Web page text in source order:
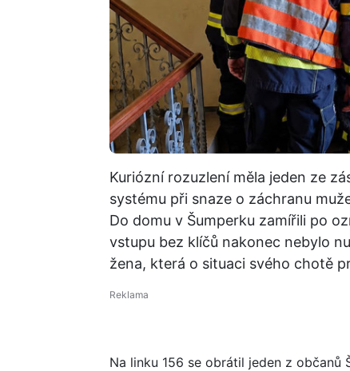
Kuriózní rozuzlení měla jeden ze
systému při snaze o záchranu
Do domu v Šumperku zamířili po
vstupu bez klíčů nakonec nebylo
žena, která o situaci svého chotě
Na linku 156 se obrátil jeden z občanů